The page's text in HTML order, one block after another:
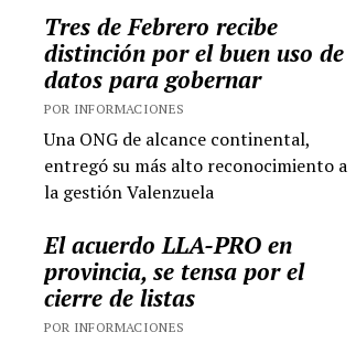
Tres de Febrero recibe
distinción por el buen uso de
datos para gobernar
POR INFORMACIONES
Una ONG de alcance continental,
entregó su más alto reconocimiento a
la gestión Valenzuela
El acuerdo LLA-PRO en
provincia, se tensa por el
cierre de listas
POR INFORMACIONES